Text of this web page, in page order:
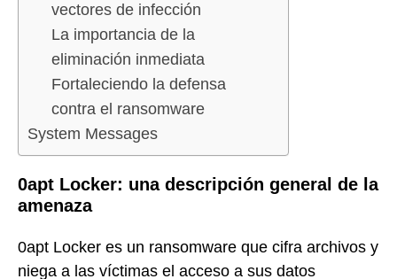
vectores de infección
La importancia de la
eliminación inmediata
Fortaleciendo la defensa
contra el ransomware
System Messages
0apt Locker: una descripción general de la
amenaza
0apt Locker es un ransomware que cifra archivos y
niega a las víctimas el acceso a sus datos